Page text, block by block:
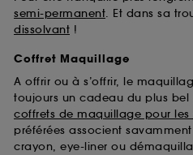
semi-permanent. Et dans sa
dissolvant !
Coffret Maquillage
A offrir ou à s’offrir, le
toujours un cadeau du plus bel
coffrets de maquillage pour les
préférées associent
crayon, eye-liner ou